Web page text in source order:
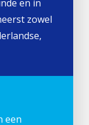
en in
zowel
een